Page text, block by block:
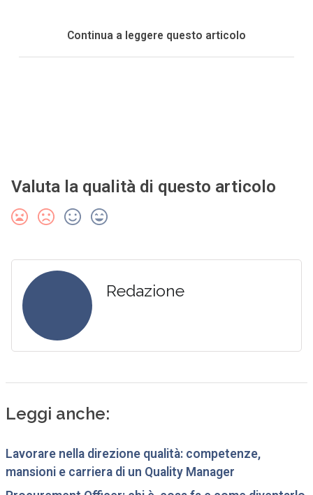
Continua a leggere questo articolo
Valuta la qualità di questo articolo
Redazione
Leggi anche:
Lavorare nella direzione qualità: competenze,
mansioni e carriera di un Quality Manager